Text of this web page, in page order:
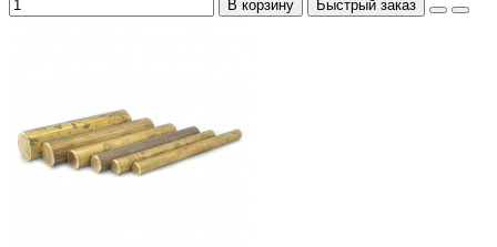
В корзину Быстрый заказ